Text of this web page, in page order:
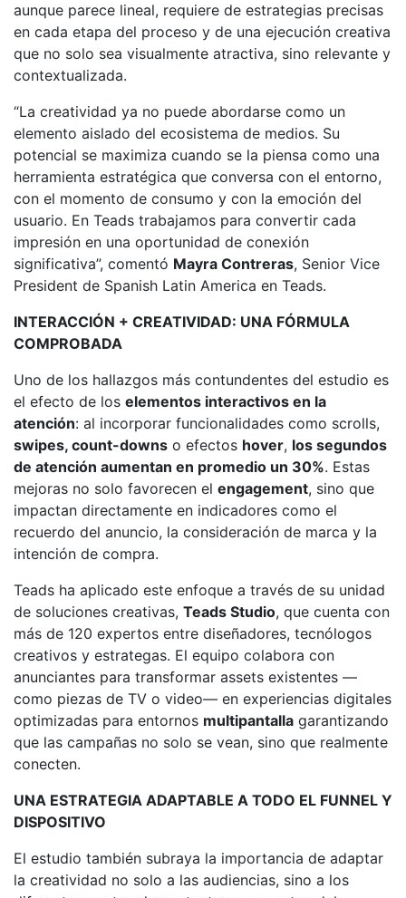
aunque parece lineal, requiere de estrategias precisas
en cada etapa del proceso y de una ejecución creativa
que no solo sea visualmente atractiva, sino relevante y
contextualizada.
“La creatividad ya no puede abordarse como un
elemento aislado del ecosistema de medios. Su
potencial se maximiza cuando se la piensa como una
herramienta estratégica que conversa con el entorno,
con el momento de consumo y con la emoción del
usuario. En Teads trabajamos para convertir cada
impresión en una oportunidad de conexión
significativa”, comentó Mayra Contreras, Senior Vice
President de Spanish Latin America en Teads.
INTERACCIÓN + CREATIVIDAD: UNA FÓRMULA
COMPROBADA
Uno de los hallazgos más contundentes del estudio es
el efecto de los elementos interactivos en la
atención: al incorporar funcionalidades como scrolls,
swipes, count-downs o efectos hover, los segundos
de atención aumentan en promedio un 30%. Estas
mejoras no solo favorecen el engagement, sino que
impactan directamente en indicadores como el
recuerdo del anuncio, la consideración de marca y la
intención de compra.
Teads ha aplicado este enfoque a través de su unidad
de soluciones creativas, Teads Studio, que cuenta con
más de 120 expertos entre diseñadores, tecnólogos
creativos y estrategas. El equipo colabora con
anunciantes para transformar assets existentes —
como piezas de TV o video— en experiencias digitales
optimizadas para entornos multipantalla garantizando
que las campañas no solo se vean, sino que realmente
conecten.
UNA ESTRATEGIA ADAPTABLE A TODO EL FUNNEL Y
DISPOSITIVO
El estudio también subraya la importancia de adaptar
la creatividad no solo a las audiencias, sino a los